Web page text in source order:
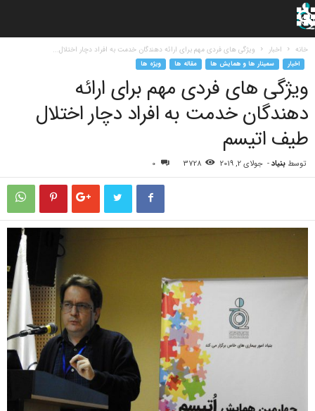
خانه اخبار ویژگی های فردی مهم برای ارائه دهندگان خدمت به افراد دچار اختلال...
اخبار سمینار ها و همایش ها مقاله ها ویژه ها
ویژگی های فردی مهم برای ارائه
دهندگان خدمت به افراد دچار اختلال
طیف اتیسم
توسط بنیاد- جولای 2, 2019 3728
0